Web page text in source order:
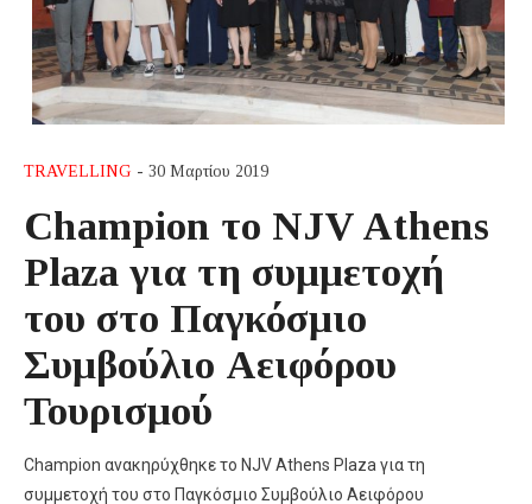
TRAVELLING - 30 Μαρτίου 2019
Champion το NJV Athens
Plaza για τη συμμετοχή
του στο Παγκόσμιο
Συμβούλιο Αειφόρου
Τουρισμού
Champion ανακηρύχθηκε το NJV Athens Plaza για τη
συμμετοχή του στο Παγκόσμιο Συμβούλιο Αειφόρου